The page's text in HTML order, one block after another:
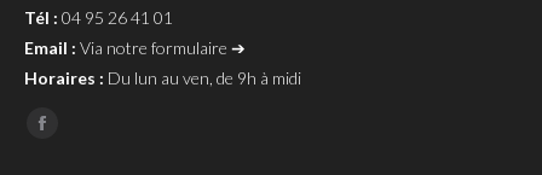
Tél : 04 95 26 41 01
Email : Via notre formulaire ➔
Horaires : Du lun au ven, de 9h à midi